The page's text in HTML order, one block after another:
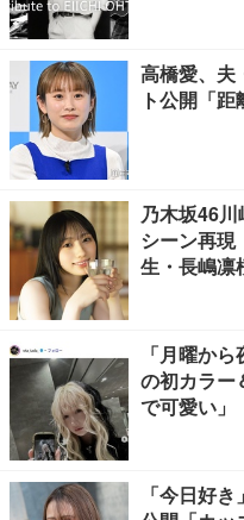
高橋愛、夫
ト公開「
乃木坂46
シーン再現
生・長嶋凛
「月曜か
の初カラー
で可愛い」
「今日好